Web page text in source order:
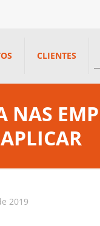
CLIENTES
NAS
APLICAR
2019